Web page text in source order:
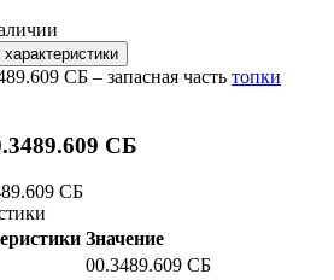
СБ – запасная часть топки
СБ
Значение
00.3489.609 СБ